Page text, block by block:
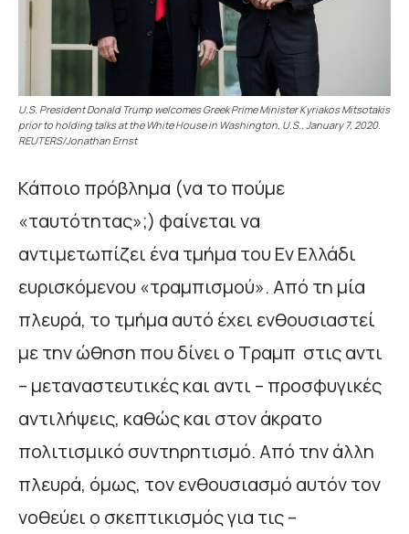
U.S. President Donald Trump welcomes Greek Prime Minister Kyriakos Mitsotakis
prior to holding talks at the White House in Washington, U.S., January 7, 2020.
REUTERS/Jonathan Ernst
Κάποιο πρόβλημα (να το πούμε
«ταυτότητας»;) φαίνεται να
αντιμετωπίζει ένα τμήμα του Εν Ελλάδι
ευρισκόμενου «τραμπισμού». Από τη μία
πλευρά, το τμήμα αυτό έχει ενθουσιαστεί
με την ώθηση που δίνει ο Τραμπ στις αντι
– μεταναστευτικές και αντι – προσφυγικές
αντιλήψεις, καθώς και στον άκρατο
πολιτισμικό συντηρητισμό. Από την άλλη
πλευρά, όμως, τον ενθουσιασμό αυτόν τον
νοθεύει ο σκεπτικισμός για τις –